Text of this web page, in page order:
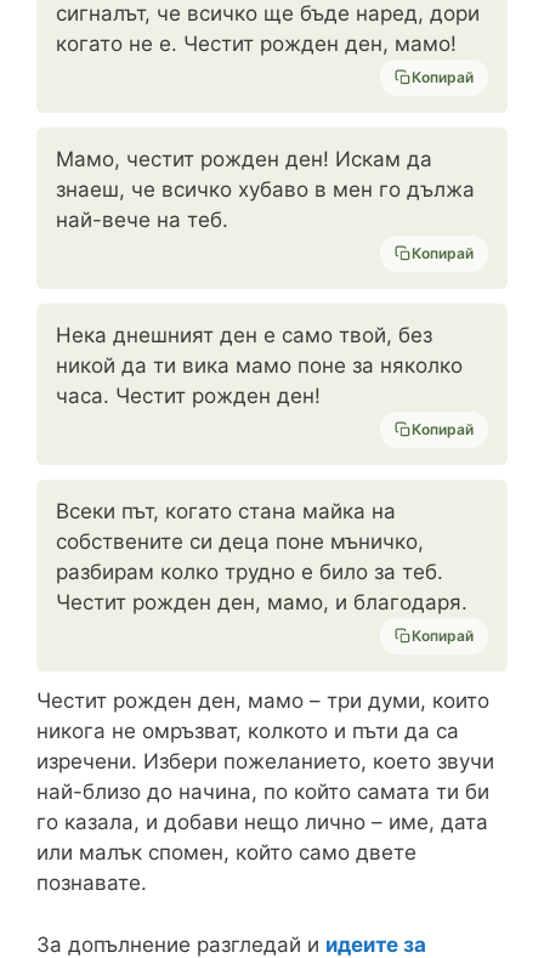
сигналът, че всичко ще бъде наред, дори
когато не е. Честит рожден ден, мамо!
Копирай
Мамо, честит рожден ден! Искам да
знаеш, че всичко хубаво в мен го дължа
най-вече на теб.
Копирай
Нека днешният ден е само твой, без
никой да ти вика мамо поне за няколко
часа. Честит рожден ден!
Копирай
Всеки път, когато стана майка на
собствените си деца поне мъничко,
разбирам колко трудно е било за теб.
Честит рожден ден, мамо, и благодаря.
Копирай
Честит рожден ден, мамо – три думи, които
никога не омръзват, колкото и пъти да са
изречени. Избери пожеланието, което звучи
най-близо до начина, по който самата ти би
го казала, и добави нещо лично – име, дата
или малък спомен, който само двете
познавате.
За допълнение разгледай и идеите за